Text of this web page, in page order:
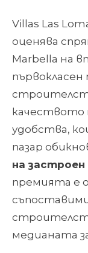
Villas Las
оценява
Marbella на
качеството
удобства,
пазар
на застроен
премията е
медианата